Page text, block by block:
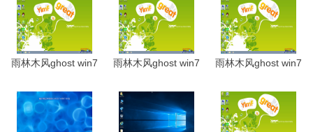
雨林木风ghost win7 雨林木风ghost win7 雨林木风ghost win7